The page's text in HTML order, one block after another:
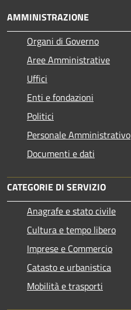
AMMINISTRAZIONE
Organi di Governo
Aree Amministrative
Uffici
Enti e fondazioni
Politici
Personale Amministrativo
Documenti e dati
CATEGORIE DI SERVIZIO
Anagrafe e stato civile
Cultura e tempo libero
Imprese e Commercio
Catasto e urbanistica
Mobilità e trasporti